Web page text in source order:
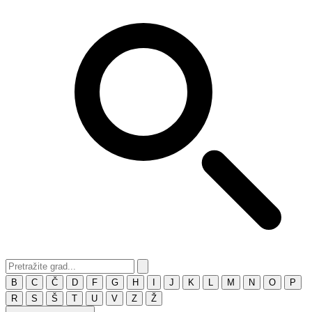
B C Č D F G H J K M N O
P
R
S Š T U V Z Ž